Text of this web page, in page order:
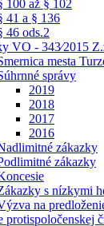
100 až § 102
41 a § 136
46 ods.2
VO - 343⁄2015
mesta
správy
2019
2018
2017
2016
zákazky
zákazky
s nízkymi
na
protispoločenskej